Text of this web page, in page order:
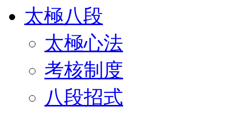
太極八段
太極心法
考核制度
八段招式